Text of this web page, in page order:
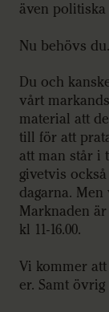
även
Nu behövs du.
Du och
vårt
material att
till för att
att man står i
givetvis
dagarna.
Marknaden
kl 11-16.00.
Vi kommer
er. Samt